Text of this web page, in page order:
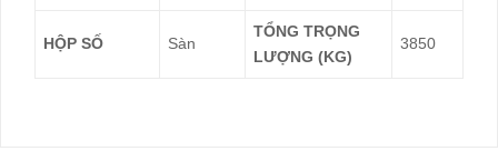
HỘP SỐ Sàn
TỔNG TRỌNG
LƯỢNG (KG)
3850